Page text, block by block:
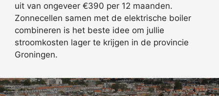
uit van ongeveer €390 per 12 maanden.
Zonnecellen samen met de elektrische boiler
combineren is het beste idee om jullie
stroomkosten lager te krijgen in de provincie
Groningen.